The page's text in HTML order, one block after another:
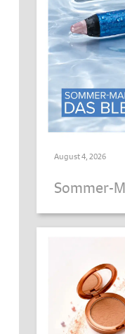
August 4, 2026
Sommer-